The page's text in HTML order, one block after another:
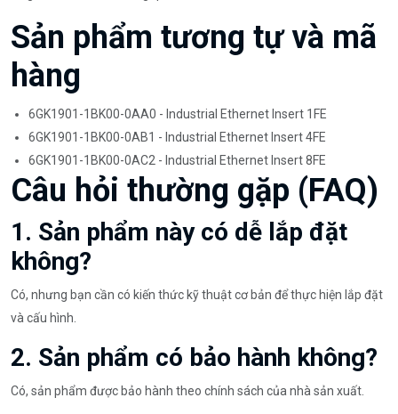
Sản phẩm tương tự và mã
hàng
6GK1901-1BK00-0AA0 - Industrial Ethernet Insert 1FE
6GK1901-1BK00-0AB1 - Industrial Ethernet Insert 4FE
6GK1901-1BK00-0AC2 - Industrial Ethernet Insert 8FE
Câu hỏi thường gặp (FAQ)
1. Sản phẩm này có dễ lắp đặt
không?
Có, nhưng bạn cần có kiến thức kỹ thuật cơ bản để thực hiện lắp đặt
và cấu hình.
2. Sản phẩm có bảo hành không?
Có, sản phẩm được bảo hành theo chính sách của nhà sản xuất.